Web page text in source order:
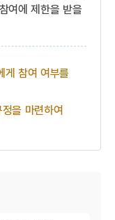
여에 제한을 받을
게 참여 여부를
을 마련하여